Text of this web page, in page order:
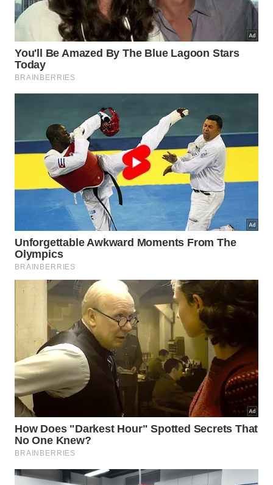
entre 1984 e 2021.
No início da pesquisa, os participantes não tinham
diabetes, doenças cardíacas ou câncer. A cada
quatro anos, eles preenchiam questionários
dietéticos detalhados que permitiam aos
pesquisadores acompanhar seus hábitos
alimentares ao longo do tempo.
Durante um período de acompanhamento de quase
40 anos, 22.299 participantes desenvolveram
diabetes tipo 2.
Após considerarem os hábitos de vida e fatores
alimentares que poderiam influenciar o risco de
diabetes, os pesquisadores descobriram que o
consumo de três porções semanais de batata, em
geral, estava associado a um aumento de 5% na
taxa de diabetes tipo 2.